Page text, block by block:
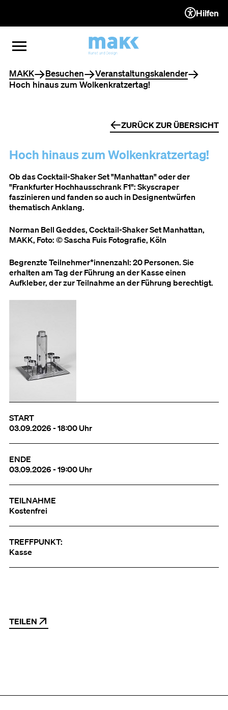
ZUM INHALT (ACCESSKEY 1)
ZUR NAVIGATION
ZUM FOOTER (ACCESSKEY 3)
MENÜ ÖFFNEN
MENÜ SCHLIESSEN
Hilfen
Sie befinden sich hier
MAKK Besuchen
Veranstaltungskalender
Hoch hinaus zum Wolkenkratzertag!
ZURÜCK ZUR ÜBERSICHT
Hoch hinaus zum Wolkenkratzertag!
Ob das Cocktail-Shaker Set "Manhattan" oder der
"Frankfurter Hochhausschrank F1": Skyscraper
faszinieren und fanden so auch in Designentwürfen
thematisch Anklang.
Norman Bell Geddes, Cocktail-Shaker Set Manhattan,
MAKK, Foto: © Sascha Fuis Fotografie, Köln
Begrenzte Teilnehmer*innenzahl: 20 Personen. Sie
erhalten am Tag der Führung an der Kasse einen
Aufkleber, der zur Teilnahme an der Führung berechtigt.
START
03.09.2026 - 18:00 Uhr
ENDE
03.09.2026 - 19:00 Uhr
TEILNAHME
Kostenfrei
TREFFPUNKT:
Kasse
TEILEN